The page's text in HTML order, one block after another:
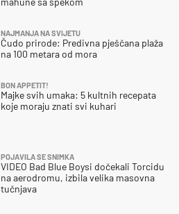
POJAVILA SE SNIMKA
VIDEO Bad Blue Boysi dočekali Torcidu
na aerodromu, izbila velika masovna
tučnjava
NAJMANJA NA SVIJETU
Čudo prirode: Predivna pješčana plaža
na 100 metara od mora
BON APPETIT!
Majke svih umaka: 5 kultnih recepata
koje moraju znati svi kuhari